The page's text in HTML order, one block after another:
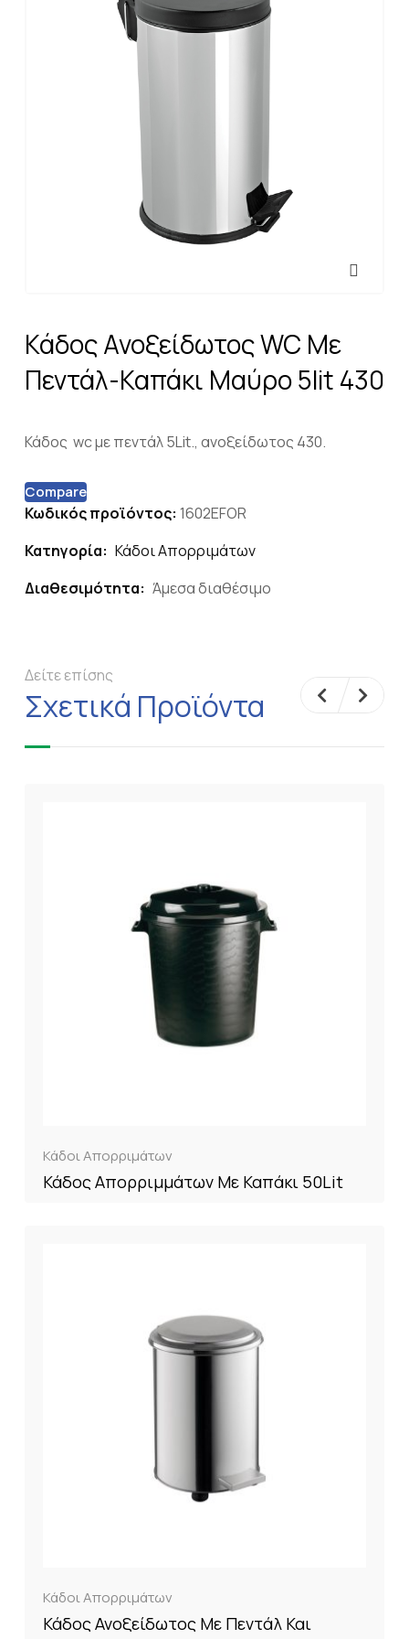
Κάδος Ανοξείδωτος WC Με
Πεντάλ-Καπάκι Μαύρο 5lit 430
Κάδος wc με πεντάλ 5Lit., ανοξείδωτος 430.
Compare
Κωδικός προϊόντος: 1602EFOR
Κατηγορία: Κάδοι Απορριμάτων
Διαθεσιμότητα: Άμεσα διαθέσιμο
Δείτε επίσης
Σχετικά Προϊόντα
Κάδοι Απορριμάτων
Κάδος Απορριμμάτων Με Καπάκι 50Lit
Κάδοι Απορριμάτων
Κάδος Ανοξείδωτος Με Πεντάλ Και